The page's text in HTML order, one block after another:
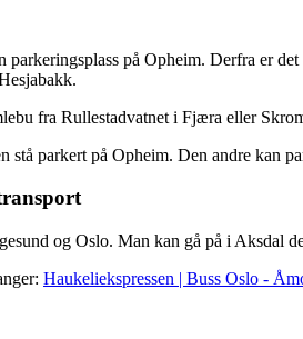
parkeringsplass på Opheim. Derfra er
fra Rullestadvatnet i Fjæra eller
stå parkert på Opheim. Den andre kan
og Oslo. Man kan gå på i Aksdal
Haukeliekspressen | Buss Oslo -